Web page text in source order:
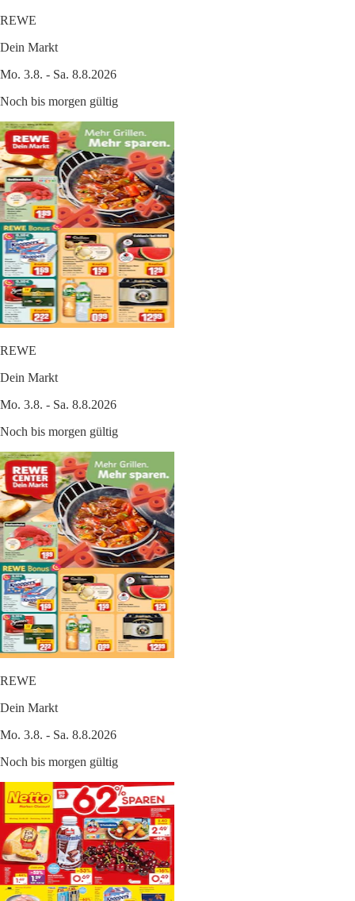
REWE
Dein Markt
Mo. 3.8. - Sa. 8.8.2026
Noch bis morgen gültig
REWE
Dein Markt
Mo. 3.8. - Sa. 8.8.2026
Noch bis morgen gültig
REWE
Dein Markt
Mo. 3.8. - Sa. 8.8.2026
Noch bis morgen gültig